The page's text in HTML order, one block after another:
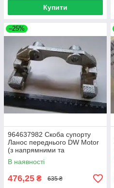
Купити
–25%
964637982 Скоба супорту
Ланос переднього DW Motor
(з напрямними та
пильовиками)
В наявності
476,25 ₴ 635 ₴